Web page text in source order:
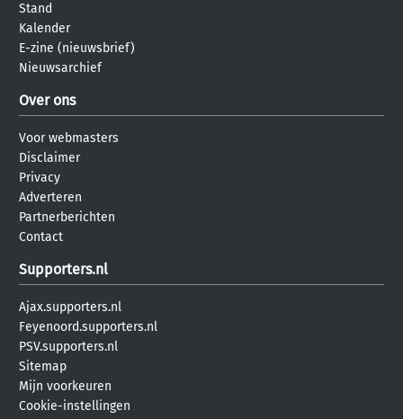
Stand
Kalender
E-zine (nieuwsbrief)
Nieuwsarchief
Over ons
Voor webmasters
Disclaimer
Privacy
Adverteren
Partnerberichten
Contact
Supporters.nl
Ajax.supporters.nl
Feyenoord.supporters.nl
PSV.supporters.nl
Sitemap
Mijn voorkeuren
Cookie-instellingen